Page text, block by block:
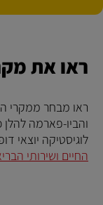
ראו את
ראו מבחר ממקרי
לוגיסטיקה יוצאי
החיים ושירותי